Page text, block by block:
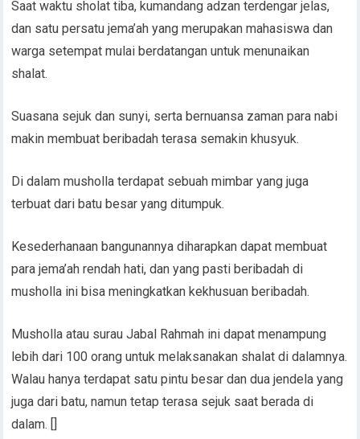
Saat waktu sholat tiba, kumandang adzan terdengar jelas,
dan satu persatu jema’ah yang merupakan mahasiswa dan
warga setempat mulai berdatangan untuk menunaikan
shalat.
Suasana sejuk dan sunyi, serta bernuansa zaman para nabi
makin membuat beribadah terasa semakin khusyuk.
Di dalam musholla terdapat sebuah mimbar yang juga
terbuat dari batu besar yang ditumpuk.
Kesederhanaan bangunannya diharapkan dapat membuat
para jema’ah rendah hati, dan yang pasti beribadah di
musholla ini bisa meningkatkan kekhusuan beribadah.
Musholla atau surau Jabal Rahmah ini dapat menampung
lebih dari 100 orang untuk melaksanakan shalat di dalamnya.
Walau hanya terdapat satu pintu besar dan dua jendela yang
juga dari batu, namun tetap terasa sejuk saat berada di
dalam. []